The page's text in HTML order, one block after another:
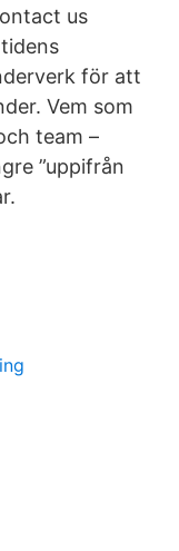
us
för att
Vem som
team –
”uppifrån